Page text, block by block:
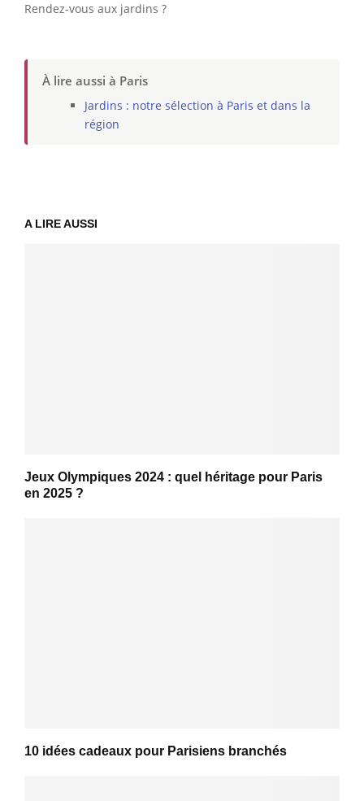
Rendez-vous aux jardins ?
À lire aussi à Paris
Jardins : notre sélection à Paris et dans la
région
A LIRE AUSSI
Jeux Olympiques 2024 : quel héritage pour Paris
en 2025 ?
10 idées cadeaux pour Parisiens branchés